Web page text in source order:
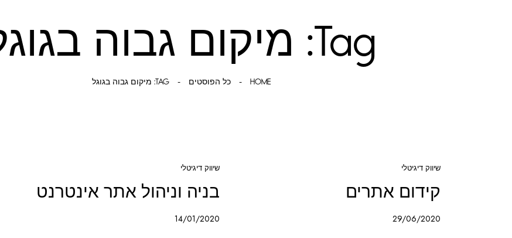
Tag: מיקום גבוה בגוגל
HOME כל הפוסטים TAG: מיקום גבוה בגוגל
שיווק דיגיטלי
קידום אתרים
29/06/2020
שיווק דיגיטלי
בניה וניהול אתר אינטרנט
14/01/2020